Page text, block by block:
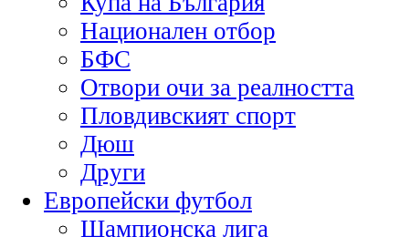
Национален отбор
БФС
Отвори очи за реалността
Пловдивският спорт
Дюш
Други
Европейски футбол
Шампионска лига